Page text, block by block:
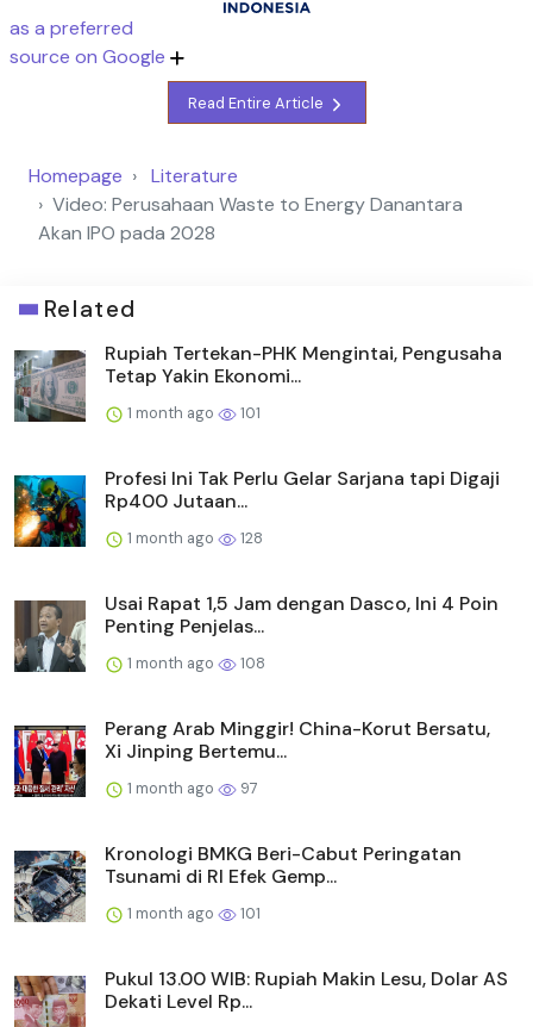
as a preferred
source on Google
Read Entire Article
Homepage
Literature
Video: Perusahaan Waste to Energy Danantara
Akan IPO pada 2028
Related
Rupiah Tertekan-PHK Mengintai, Pengusaha
Tetap Yakin Ekonomi...
1 month ago 101
Profesi Ini Tak Perlu Gelar Sarjana tapi Digaji
Rp400 Jutaan...
1 month ago 128
Usai Rapat 1,5 Jam dengan Dasco, Ini 4 Poin
Penting Penjelas...
1 month ago 108
Perang Arab Minggir! China-Korut Bersatu,
Xi Jinping Bertemu...
1 month ago 97
Kronologi BMKG Beri-Cabut Peringatan
Tsunami di RI Efek Gemp...
1 month ago 101
Pukul 13.00 WIB: Rupiah Makin Lesu, Dolar AS
Dekati Level Rp...